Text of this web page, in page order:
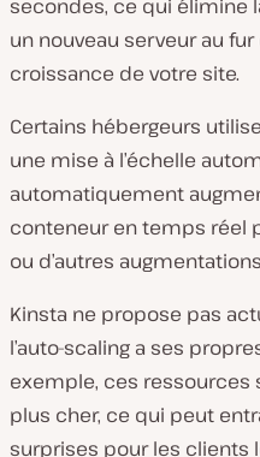
secondes, ce qui élimine
un nouveau serveur au
croissance de votre site.
Certains hébergeurs
une mise à l’échelle
automatiquement
conteneur en temps réel
ou d’autres
Kinsta ne propose pas
l’auto-scaling a ses
exemple, ces
plus cher, ce qui peut
surprises pour les clients